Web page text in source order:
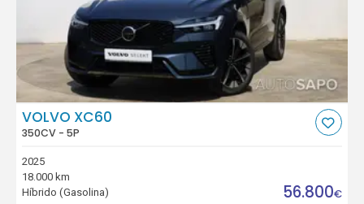
VOLVO XC60
350CV - 5P
2025
18.000 km
Híbrido (Gasolina)
56.800€